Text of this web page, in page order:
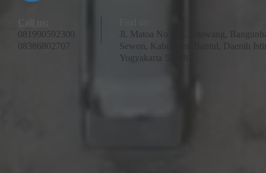
081990592300
08386802707
Jl. Matoa No.186, Jotawang,
Sewon, Kabupaten Bantul, Daerah
Yogyakarta 55188